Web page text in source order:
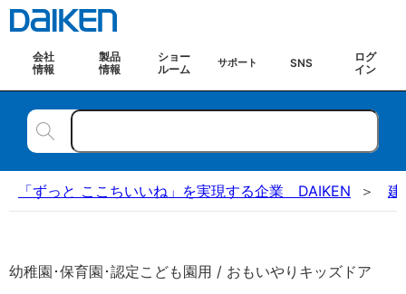
会社
情報
製品
情報
ショー
ルーム
サポート SNS
ログ
イン
「ずっと ここちいいね」を実現する企業 DAIKEN 建
幼稚園･保育園･認定こども園用 / おもいやりキッズドア